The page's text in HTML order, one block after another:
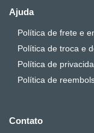
Ajuda
Política de frete e
Política de troca e
Política de
Política de
Contato